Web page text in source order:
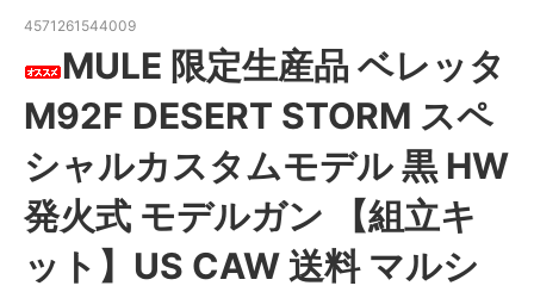
4571261544009
MULE 限定生産品 ベレッタ
M92F DESERT STORM スペ
シャルカスタムモデル 黒 HW
発火式 モデルガン 【組立キ
ット】US CAW 送料 マルシ